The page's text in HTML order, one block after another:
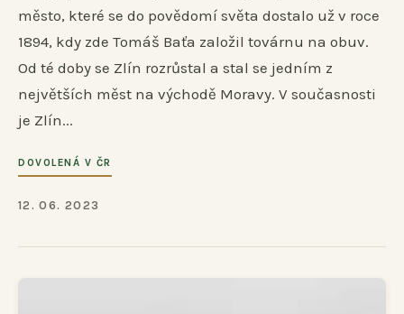
město, které se do povědomí světa dostalo už v roce
1894, kdy zde Tomáš Baťa založil továrnu na obuv.
Od té doby se Zlín rozrůstal a stal se jedním z
největších měst na východě Moravy. V současnosti
je Zlín...
DOVOLENÁ V ČR
12. 06. 2023